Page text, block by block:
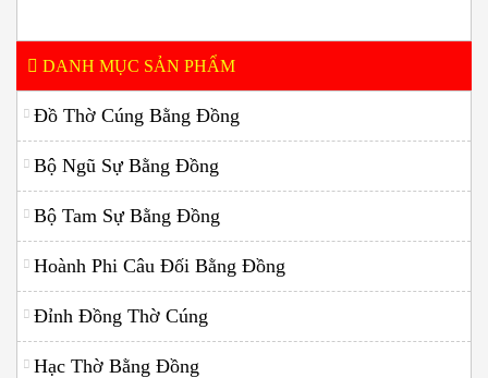
DANH MỤC SẢN PHẨM
Đồ Thờ Cúng Bằng Đồng
Bộ Ngũ Sự Bằng Đồng
Bộ Tam Sự Bằng Đồng
Hoành Phi Câu Đối Bằng Đồng
Đỉnh Đồng Thờ Cúng
Hạc Thờ Bằng Đồng